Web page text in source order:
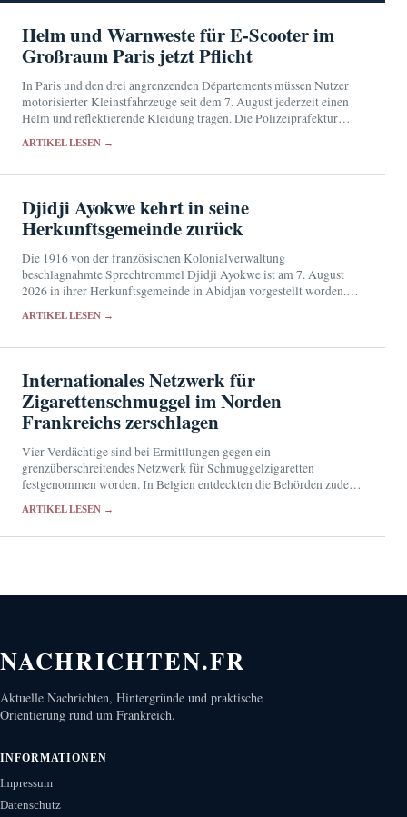
Helm und Warnweste für E-Scooter im
Großraum Paris jetzt Pflicht
In Paris und den drei angrenzenden Départements müssen Nutzer
motorisierter Kleinstfahrzeuge seit dem 7. August jederzeit einen
Helm und reflektierende Kleidung tragen. Die Polizeipräfektur
ARTIKEL LESEN →
Djidji Ayokwe kehrt in seine
Herkunftsgemeinde zurück
Die 1916 von der französischen Kolonialverwaltung
beschlagnahmte Sprechtrommel Djidji Ayokwe ist am 7. August
2026 in ihrer Herkunftsgemeinde in Abidjan vorgestellt worden.
d'Ivoire…
ARTIKEL LESEN →
Internationales Netzwerk für
Zigarettenschmuggel im Norden
Frankreichs zerschlagen
Vier Verdächtige sind bei Ermittlungen gegen ein
grenzüberschreitendes Netzwerk für Schmuggelzigaretten
festgenommen worden. In Belgien entdeckten die Behörden zudem
ARTIKEL LESEN →
NACHRICHTEN.FR
Aktuelle Nachrichten, Hintergründe und praktische
Orientierung rund um Frankreich.
INFORMATIONEN
Impressum
Datenschutz